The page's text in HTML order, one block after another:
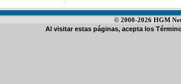
© 2000-2026 HGM
Al visitar estas páginas, acepta los